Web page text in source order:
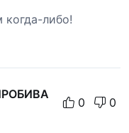
либо!
0 0